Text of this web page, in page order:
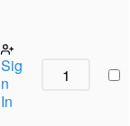
Sig
n
In